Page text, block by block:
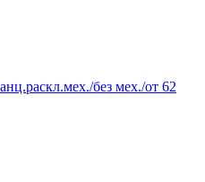
без мех./от 62